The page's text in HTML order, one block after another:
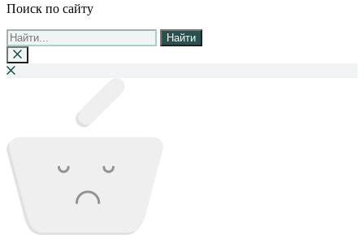
Поиск по сайту
Найти